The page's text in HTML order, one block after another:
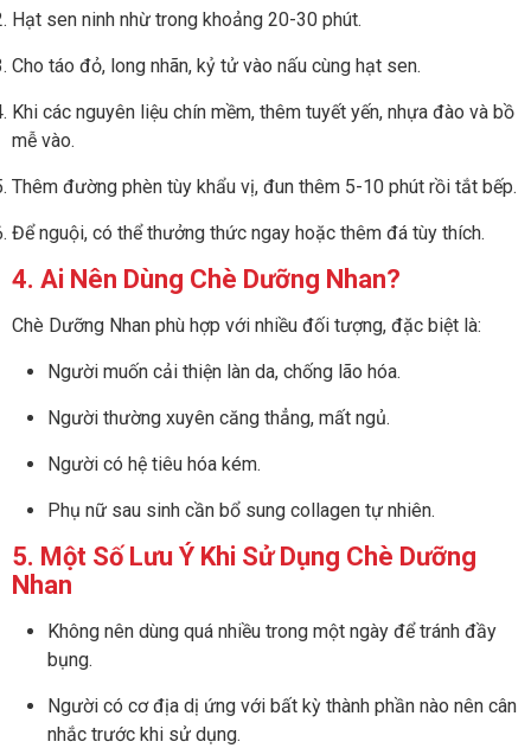
Hạt sen ninh nhừ trong khoảng 20-30 phút.
Cho táo đỏ, long nhãn, kỷ tử vào nấu cùng hạt sen.
Khi các nguyên liệu chín mềm, thêm tuyết yến, nhựa đào và bồ
mễ vào.
Thêm đường phèn tùy khẩu vị, đun thêm 5-10 phút rồi tắt bếp.
Để nguội, có thể thưởng thức ngay hoặc thêm đá tùy thích.
4. Ai Nên Dùng Chè Dưỡng Nhan?
Chè Dưỡng Nhan phù hợp với nhiều đối tượng, đặc biệt là:
Người muốn cải thiện làn da, chống lão hóa.
Người thường xuyên căng thẳng, mất ngủ.
Người có hệ tiêu hóa kém.
Phụ nữ sau sinh cần bổ sung collagen tự nhiên.
5. Một Số Lưu Ý Khi Sử Dụng Chè Dưỡng
Nhan
Không nên dùng quá nhiều trong một ngày để tránh đầy
bụng.
Người có cơ địa dị ứng với bất kỳ thành phần nào nên cân
nhắc trước khi sử dụng.